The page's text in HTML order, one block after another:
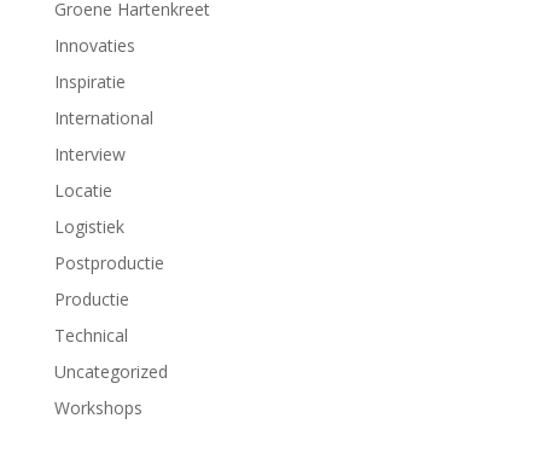
d d
Groene Hartenkreet
Innovaties
Inspiratie
International
Interview
Locatie
Logistiek
Postproductie
Productie
Technical
Uncategorized
Workshops